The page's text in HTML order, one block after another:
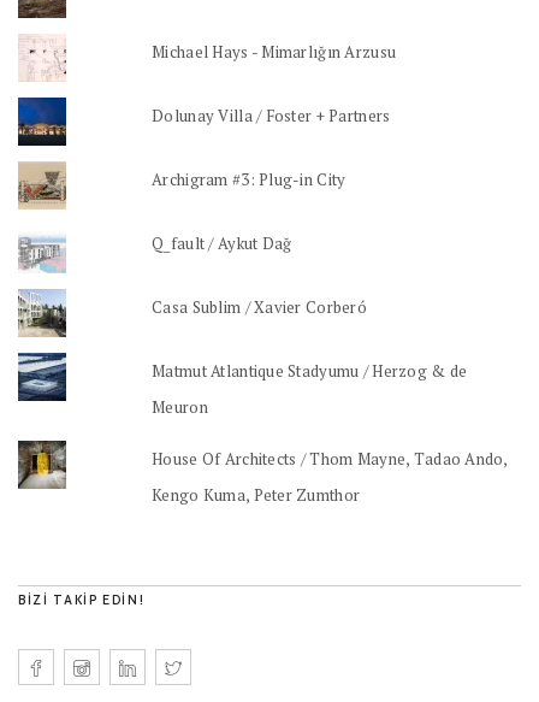
Michael Hays - Mimarlığın Arzusu
Dolunay Villa / Foster + Partners
Archigram #3: Plug-in City
Q_fault / Aykut Dağ
Casa Sublim / Xavier Corberó
Matmut Atlantique Stadyumu / Herzog & de
Meuron
House Of Architects / Thom Mayne, Tadao Ando,
Kengo Kuma, Peter Zumthor
BIZI TAKIP EDIN!